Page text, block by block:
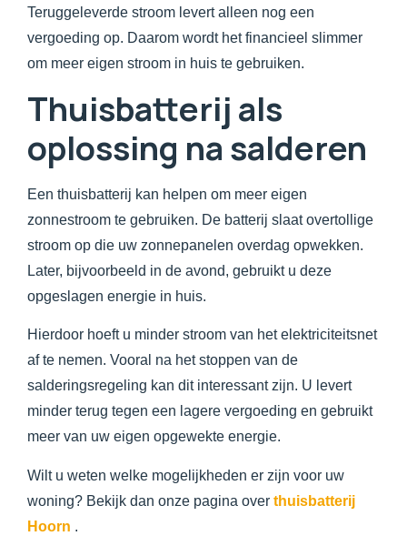
Teruggeleverde stroom levert alleen nog een
vergoeding op. Daarom wordt het financieel slimmer
om meer eigen stroom in huis te gebruiken.
Thuisbatterij als
oplossing na salderen
Een thuisbatterij kan helpen om meer eigen
zonnestroom te gebruiken. De batterij slaat overtollige
stroom op die uw zonnepanelen overdag opwekken.
Later, bijvoorbeeld in de avond, gebruikt u deze
opgeslagen energie in huis.
Hierdoor hoeft u minder stroom van het elektriciteitsnet
af te nemen. Vooral na het stoppen van de
salderingsregeling kan dit interessant zijn. U levert
minder terug tegen een lagere vergoeding en gebruikt
meer van uw eigen opgewekte energie.
Wilt u weten welke mogelijkheden er zijn voor uw
woning? Bekijk dan onze pagina over thuisbatterij
Hoorn .